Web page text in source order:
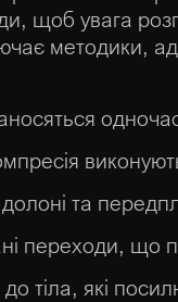
щоб увага
методики,
та
переходи, що
до тіла, які